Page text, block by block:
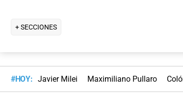
+ SECCIONES
#HOY: Javier Milei Maximiliano Pullaro